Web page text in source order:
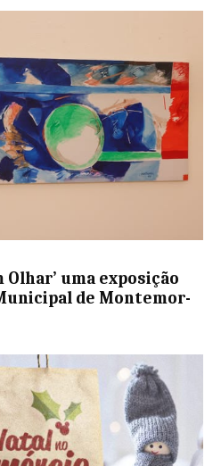
uma exposição
de Montemor-